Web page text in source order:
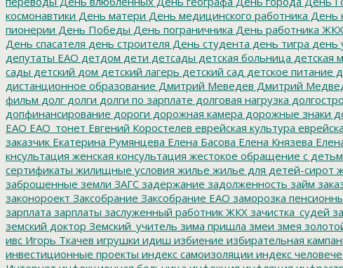
космонавтики День матери День медицинского работника День
пионерии День Победы День пограничника День работника ЖКХ
День спасателя день строителя День студента день тигра день
депутаты ЕАО детдом дети детсады детская больница детская
сады детский дом детский лагерь детский сад детское питание
дистанционное образование Дмитрий Меведев Дмитрий
фильм долг долги долги по зарплате долговая нагрузка
допфинансирование дороги дорожная камера дорожные знаки
ЕАО ЕАО_тонет Евгений Коростелев еврейская культура
заказчик Екатерина Румянцева Елена Басова Елена Князева
кнсультация женская консультация жестокое обращение с
сертификаты жилищные условия жилье жилье для детей-сирот
заброшенные земли ЗАГС задержание задолженность займ
законороект Заксобрание Заксобрание ЕАО заморозка
зарплата зарплаты заслуженный работник ЖКХ зачистка_судей
земский доктор Земский_учитель зима пришла змеи змея
ивс Игорь Ткачев игрушки идиш избиение избирательная
инвестиционные проекты индекс самоизоляции индекс